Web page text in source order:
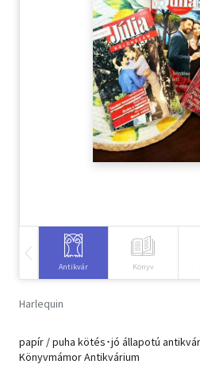
Szótár, nyelvkönyv
Tankönyv, segédkönyv
Társadalomtudomány
Természettudomány
Antikvár Könyv
Harlequin
papír / puha kötés･jó állapotú
Könyvmámor Antikvárium